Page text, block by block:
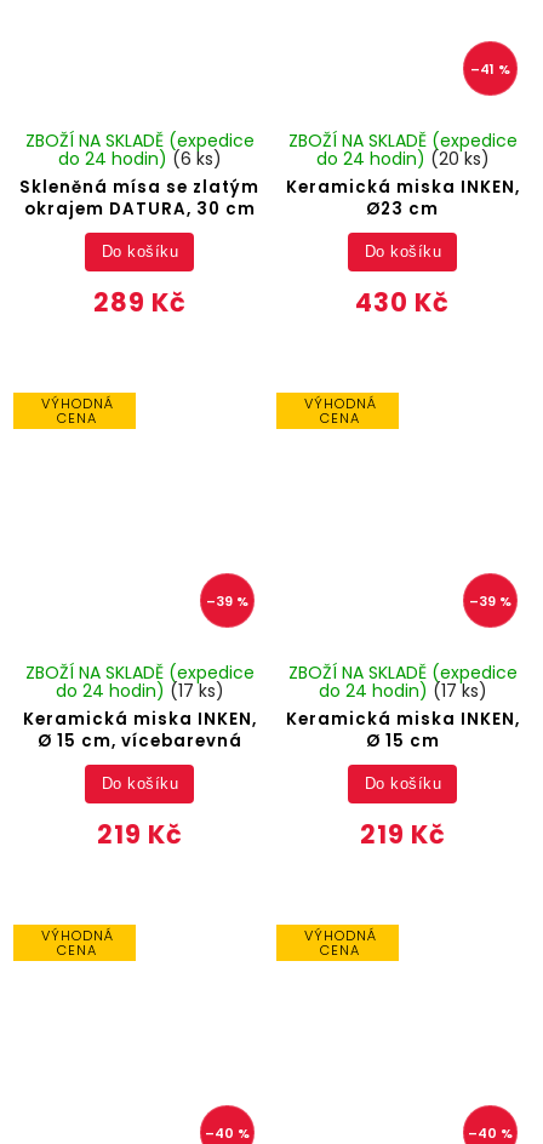
Skleněná mísa se zlatým
okrajem DATURA, 30 cm
ZBOŽÍ NA SKLADĚ (expedice
do 24 hodin) (6 ks)
289 Kč
Do košíku
–41 %
Keramická miska INKEN,
Ø23 cm
ZBOŽÍ NA SKLADĚ (expedice
do 24 hodin) (20 ks)
430 Kč
Do košíku
VÝHODNÁ
CENA
–39 %
Keramická miska INKEN,
Ø 15 cm, vícebarevná
ZBOŽÍ NA SKLADĚ (expedice
do 24 hodin) (17 ks)
219 Kč
Do košíku
VÝHODNÁ
CENA
–39 %
Keramická miska INKEN,
Ø 15 cm
ZBOŽÍ NA SKLADĚ (expedice
do 24 hodin) (17 ks)
219 Kč
Do košíku
VÝHODNÁ
CENA
–40 %
VÝHODNÁ
CENA
–40 %